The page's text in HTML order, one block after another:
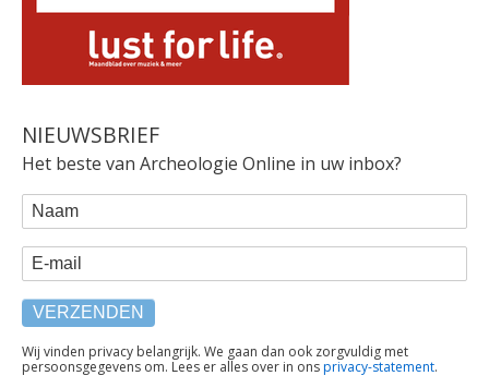
NIEUWSBRIEF
Het beste van Archeologie Online in uw inbox?
WEBFORM
Naam
E-mail
TEKST
ONDER
Wij vinden privacy belangrijk. We gaan dan ook zorgvuldig met
persoonsgegevens om. Lees er alles over in onsprivacy-statement.